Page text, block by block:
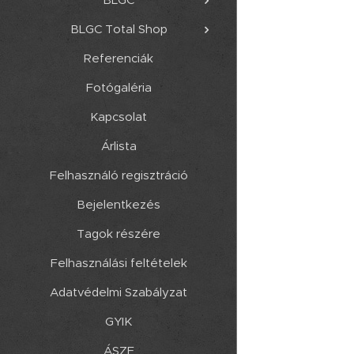
BLGC Total Shop
Referenciák
Fotógaléria
Kapcsolat
Árlista
Felhasználó regisztráció
Bejelentkezés
Tagok részére
Felhasználási feltételek
Adatvédelmi Szabályzat
GYIK
ÁSZF